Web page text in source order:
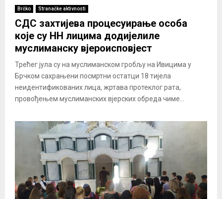
Brčko Stranačke aktivnosti
СДС захтијева процесуирање особа
које су НН лицима додијелиле
муслиманску вјероисповјест
Трећег јула су на муслиманском гробљу на Ивицима у
Брчком сахрањени посмртни остатци 18 тијела
неидентификованих лица, жртава протеклог рата,
провођењем муслиманских вјерских обреда чиме...